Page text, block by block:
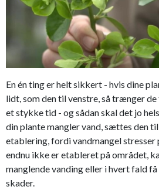
En én ting er helt sikkert - hvis dine
lidt, som den til venstre, så trænger
et stykke tid - og sådan skal det jo
din plante mangler vand, sættes den
etablering, fordi vandmangel stresser
endnu ikke er etableret på området,
manglende vanding eller i hvert fald
skader.